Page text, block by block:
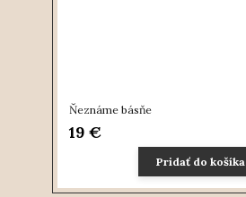
Ňeznáme básňe
19 €
Pridať do košíka